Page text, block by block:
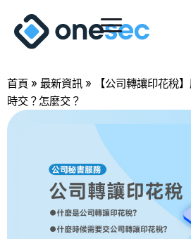
首頁 » 最新資訊 »
【公司轉讓印花稅
時交？怎麼交？